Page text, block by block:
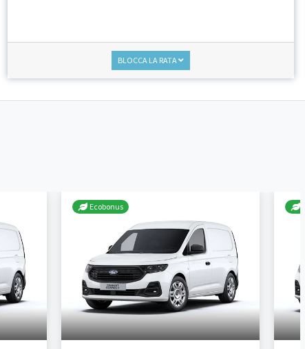
BLOCCA LA RATA
Ecobonus